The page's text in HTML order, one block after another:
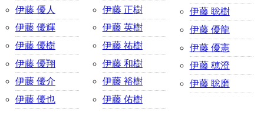
伊藤 優人
伊藤 優輝
伊藤 優樹
伊藤 優翔
伊藤 優介
伊藤 優也
伊藤 正樹
伊藤 英樹
伊藤 祐樹
伊藤 和樹
伊藤 裕樹
伊藤 佑樹
伊藤 聡樹
伊藤 優龍
伊藤 優憲
伊藤 穂澄
伊藤 聡磨